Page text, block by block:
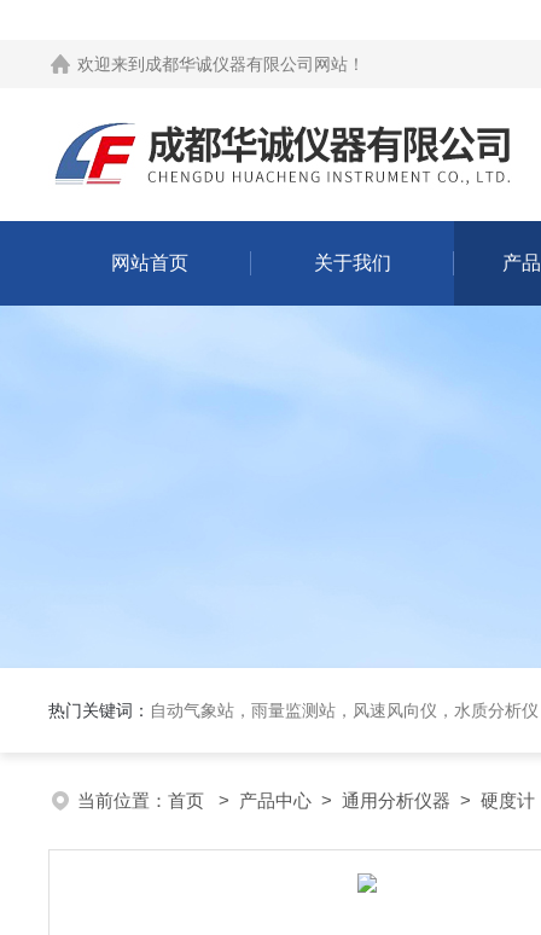
欢迎来到 成都华诚仪器有限公司网站 ！
网站首页 关于我们 产
热门关键词： 自动气象站，雨量监测站，风速风向仪，水质分析
当前位置： 首页 > 产品中心 > 通用分析仪器 > 硬度计